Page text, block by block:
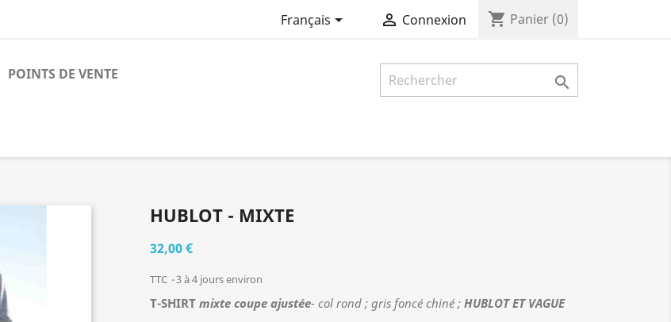
Français  Connexion shopping_cart Panier (0)
POINTS DE VENTE 
HUBLOT - MIXTE
32,00 €
TTC 3 à 4 jours environ
T-SHIRT mixte coupe ajustée- col rond ; gris foncé chiné ; HUBLOT ET VAGUE